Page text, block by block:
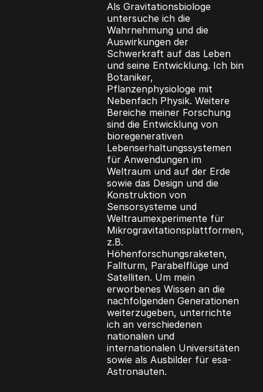
Als Gravitationsbiologe
untersuche ich die
Wahrnehmung und die
Auswirkungen der
Schwerkraft auf das Leben
und seine Entwicklung. Ich bin
Botaniker,
Pflanzenphysiologe mit
Nebenfach Physik. Weitere
Bereiche meiner Forschung
sind die Entwicklung von
bioregenerativen
Lebenserhaltungssystemen
für Anwendungen im
Weltraum und auf der Erde
sowie das Design und die
Konstruktion von
Sensorsysteme und
Weltraumexperimente für
Mikrogravitationsplattformen,
z.B.
Höhenforschungsraketen,
Fallturm, Parabelflüge und
Satelliten. Um mein
erworbenes Wissen an die
nachfolgenden Generationen
weiterzugeben, unterrichte
ich an verschiedenen
nationalen und
internationalen Universitäten
sowie als Ausbilder für esa-
Astronauten.